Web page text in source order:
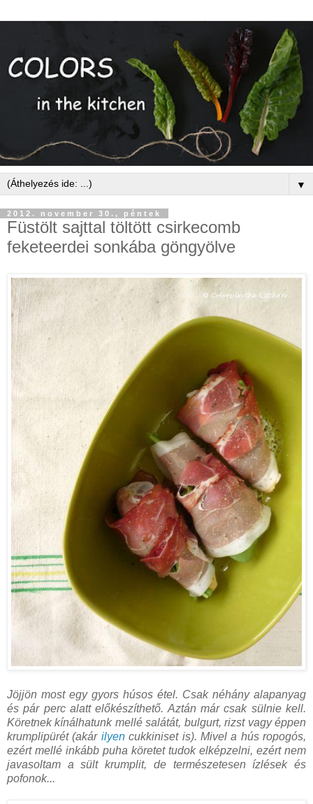
▼
2012. november 30., péntek
Füstölt sajttal töltött csirkecomb
feketeerdei sonkába göngyölve
Jöjjön most egy gyors húsos étel. Csak néhány alapanyag
és pár perc alatt előkészíthető. Aztán már csak sülnie kell.
Köretnek kínálhatunk mellé salátát, bulgurt, rizst vagy éppen
krumplipürét (akár ilyencukkiniset is). Mivel a hús ropogós,
ezért mellé inkább puha köretet tudok elképzelni, ezért nem
javasoltam a sült krumplit, de természetesen ízlések és
pofonok...